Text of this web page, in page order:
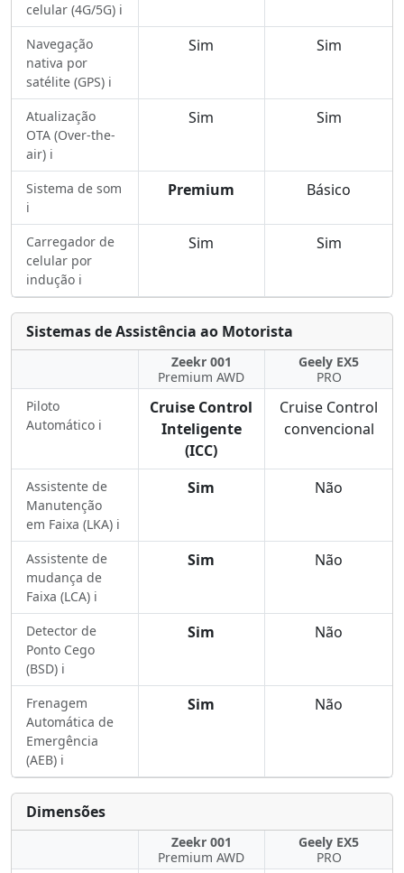
celular (4G/5G) ℹ️
Navegação
nativa por
satélite (GPS) ℹ️
Sim Sim
Atualização
OTA (Over-the-
air) ℹ️
Sim Sim
Sistema de som
ℹ️
Premium Básico
Carregador de
celular por
indução ℹ️
Sim Sim
Sistemas de Assistência ao Motorista
Zeekr 001
Premium AWD
Geely EX5
PRO
Piloto
Automático ℹ️
Cruise Control
Inteligente
(ICC)
Cruise Control
convencional
Assistente de
Manutenção
em Faixa (LKA) ℹ️
Sim Não
Assistente de
mudança de
Faixa (LCA) ℹ️
Sim Não
Detector de
Ponto Cego
(BSD) ℹ️
Sim Não
Frenagem
Automática de
Emergência
(AEB) ℹ️
Sim Não
Dimensões
Zeekr 001
Premium AWD
Geely EX5
PRO